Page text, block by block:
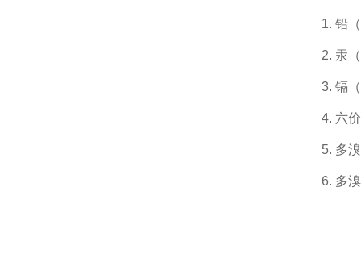
1. 铅
2. 汞
3. 镉
4. 六
5. 多
6. 多